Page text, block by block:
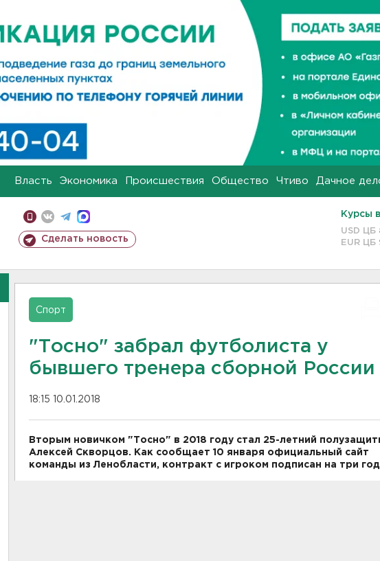
Власть Экономика Происшествия Общество Чтиво Дачное
Сделать новость
Курсы
USD ЦБ
EUR ЦБ
Спорт
"Тосно" забрал футболиста у
бывшего тренера сборной России
18:15 10.01.2018
Вторым новичком "Тосно" в 2018 году стал 25-летний
Алексей Скворцов. Как сообщает 10 января официальный сайт
команды из Ленобласти, контракт с игроком подписан на три